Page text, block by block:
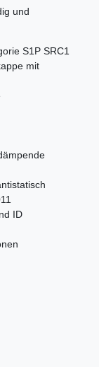
und
S1P SRC1
mit
ID